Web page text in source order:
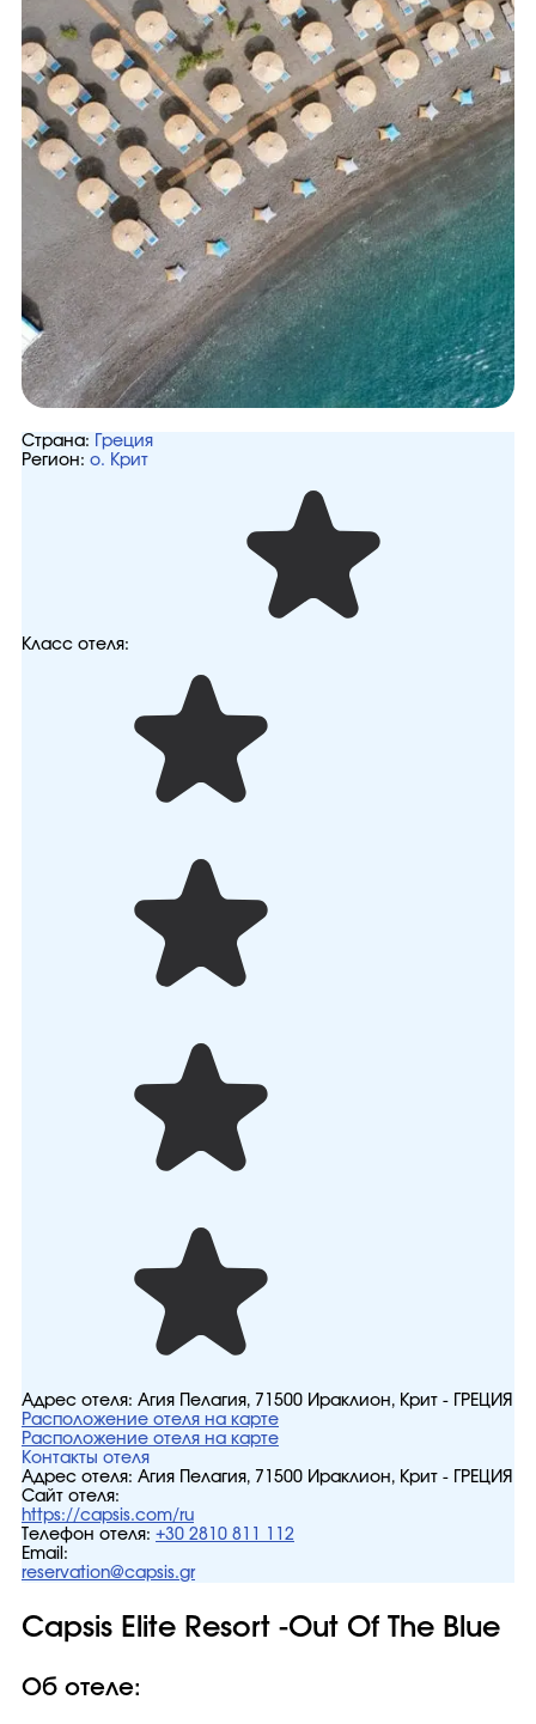
Страна:
Греция
Регион: о. Крит
Класс отеля:
Адрес отеля: Агия Пелагия, 71500 Ираклион, Крит - ГРЕЦИЯ
Расположение отеля на карте
Расположение отеля на карте
Контакты отеля
Адрес отеля: Агия Пелагия, 71500 Ираклион, Крит - ГРЕЦИЯ
Сайт отеля:
https://capsis.com/ru
Телефон отеля: +30 2810 811 112
Email:
reservation@capsis.gr
Capsis Elite Resort -Out Of The Blue
Об отеле: